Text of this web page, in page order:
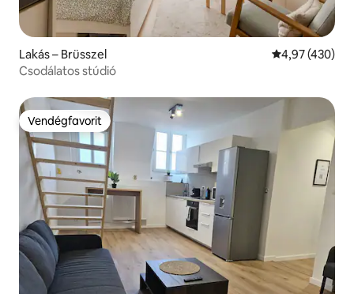
Lakás – Brüsszel Átlagos
4,97 (430)
Csodálatos stúdió
Vendégfavorit
Vendégfavorit